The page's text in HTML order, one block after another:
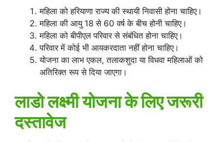
महिला को हरियाणा राज्य की स्थायी निवासी होना चाहिए।
महिला की आयु 18 से 60 वर्ष के बीच होनी चाहिए।
महिला को बीपीएल परिवार से संबंधित होना चाहिए।
परिवार में कोई भी आयकरदाता नहीं होना चाहिए।
योजना का लाभ एकल, तलाकशुदा या विधवा महिलाओं को
अतिरिक्त रूप से दिया जाएगा।
लाडो लक्ष्मी योजना के लिए जरूरी
दस्तावेज